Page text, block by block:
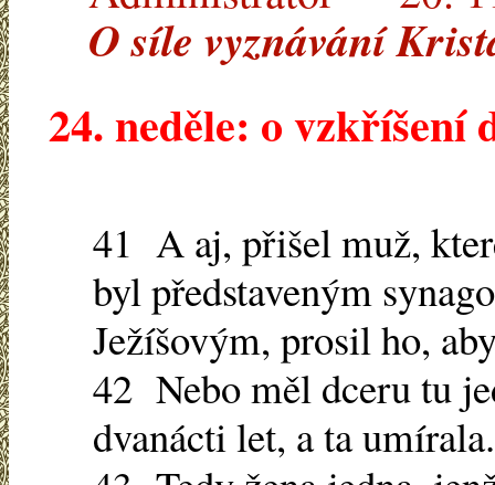
O síle vyznávání
24. neděle: o vzkříšení
41 A aj, přišel muž,
byl představeným
Ježíšovým, prosil ho,
42 Nebo měl dceru tu
dvanácti let, a ta